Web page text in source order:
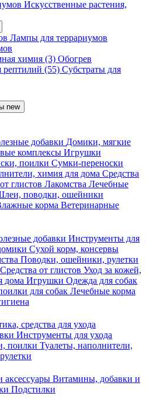
Искусственные растения,
Лампы для террариумов
химия (3) Обогрев
рептилий (55) Субстраты для
new
добавки Домики, мягкие
комплексы Игрушки
поилки Сумки-переноски
химия для дома Средства
глистов Лакомства Лечебные
поводки, ошейники
корма Ветеринарные
добавки Инструменты для
Сухой корм, консервы
Поводки, ошейники, рулетки
Средства от глистов Уход за кожей,
дома Игрушки Одежда для собак
для собак Лечебные корма
средства для ухода
Инструменты для ухода
поилки Туалеты, наполнители,
аксессуары Витамины, добавки и
Подстилки